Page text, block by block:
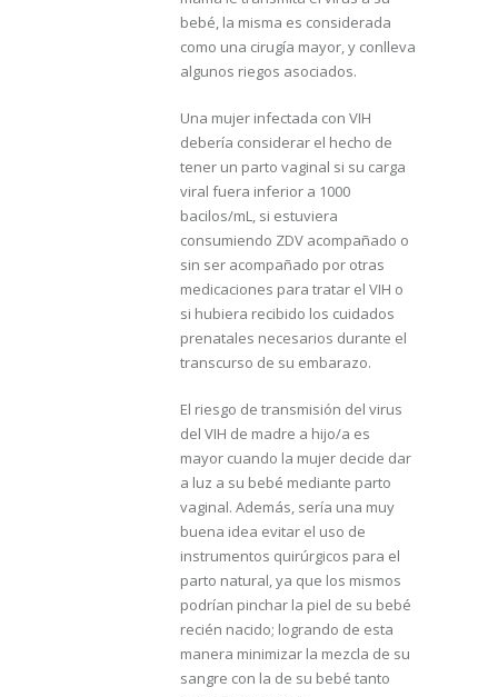
bebé, la misma es considerada
como una cirugía mayor, y conlleva
algunos riegos asociados.
Una mujer infectada con VIH
debería considerar el hecho de
tener un parto vaginal si su carga
viral fuera inferior a 1000
bacilos/mL, si estuviera
consumiendo ZDV acompañado o
sin ser acompañado por otras
medicaciones para tratar el VIH o
si hubiera recibido los cuidados
prenatales necesarios durante el
transcurso de su embarazo.
El riesgo de transmisión del virus
del VIH de madre a hijo/a es
mayor cuando la mujer decide dar
a luz a su bebé mediante parto
vaginal. Además, sería una muy
buena idea evitar el uso de
instrumentos quirúrgicos para el
parto natural, ya que los mismos
podrían pinchar la piel de su bebé
recién nacido; logrando de esta
manera minimizar la mezcla de su
sangre con la de su bebé tanto